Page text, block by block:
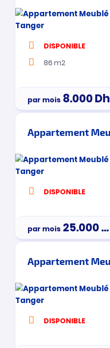
DISPONIBLE
86 m2
par mois 8.000Dh
DISPONIBLE
par mois 25.000Dh
DISPONIBLE